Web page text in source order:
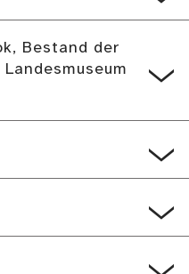
Bestand der